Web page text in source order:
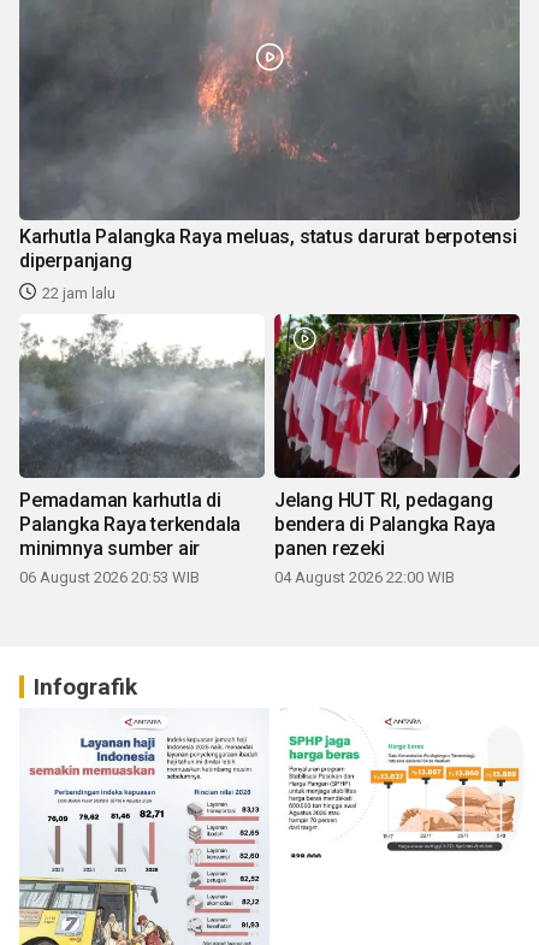
Karhutla Palangka Raya meluas, status darurat berpotensi
diperpanjang
22 jam lalu
Pemadaman karhutla di
Palangka Raya terkendala
minimnya sumber air
06 August 2026 20:53 WIB
Jelang HUT RI, pedagang
bendera di Palangka Raya
panen rezeki
04 August 2026 22:00 WIB
Infografik